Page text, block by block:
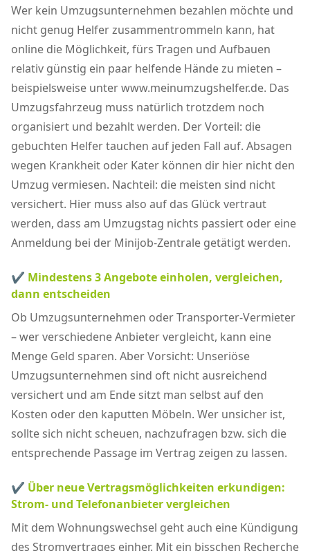
Wer kein Umzugsunternehmen bezahlen möchte und
nicht genug Helfer zusammentrommeln kann, hat
online die Möglichkeit, fürs Tragen und Aufbauen
relativ günstig ein paar helfende Hände zu mieten –
beispielsweise unter www.meinumzugshelfer.de. Das
Umzugsfahrzeug muss natürlich trotzdem noch
organisiert und bezahlt werden. Der Vorteil: die
gebuchten Helfer tauchen auf jeden Fall auf. Absagen
wegen Krankheit oder Kater können dir hier nicht den
Umzug vermiesen. Nachteil: die meisten sind nicht
versichert. Hier muss also auf das Glück vertraut
werden, dass am Umzugstag nichts passiert oder eine
Anmeldung bei der Minijob-Zentrale getätigt werden.
✔ Mindestens 3 Angebote einholen, vergleichen,
dann entscheiden
Ob Umzugsunternehmen oder Transporter-Vermieter
– wer verschiedene Anbieter vergleicht, kann eine
Menge Geld sparen. Aber Vorsicht: Unseriöse
Umzugsunternehmen sind oft nicht ausreichend
versichert und am Ende sitzt man selbst auf den
Kosten oder den kaputten Möbeln. Wer unsicher ist,
sollte sich nicht scheuen, nachzufragen bzw. sich die
entsprechende Passage im Vertrag zeigen zu lassen.
✔ Über neue Vertragsmöglichkeiten erkundigen:
Strom- und Telefonanbieter vergleichen
Mit dem Wohnungswechsel geht auch eine Kündigung
des Stromvertrages einher. Mit ein bisschen Recherche